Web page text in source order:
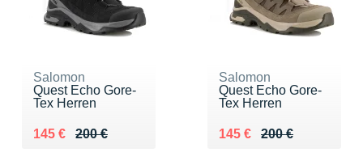
Salomon
Quest Echo Gore-
Tex Herren
200 €
Au lieu de 200 €
145 €
Vendu 145 €
Salomon
Quest Echo Gore-
Tex Herren
200 €
Au lieu de 200 €
145 €
Vendu 145 €